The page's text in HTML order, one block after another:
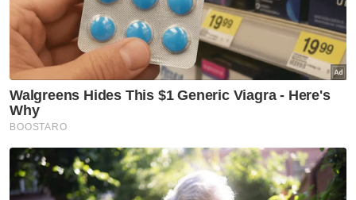
Tarif Air
Rebat Air Makmur
Artikel Disyorkan